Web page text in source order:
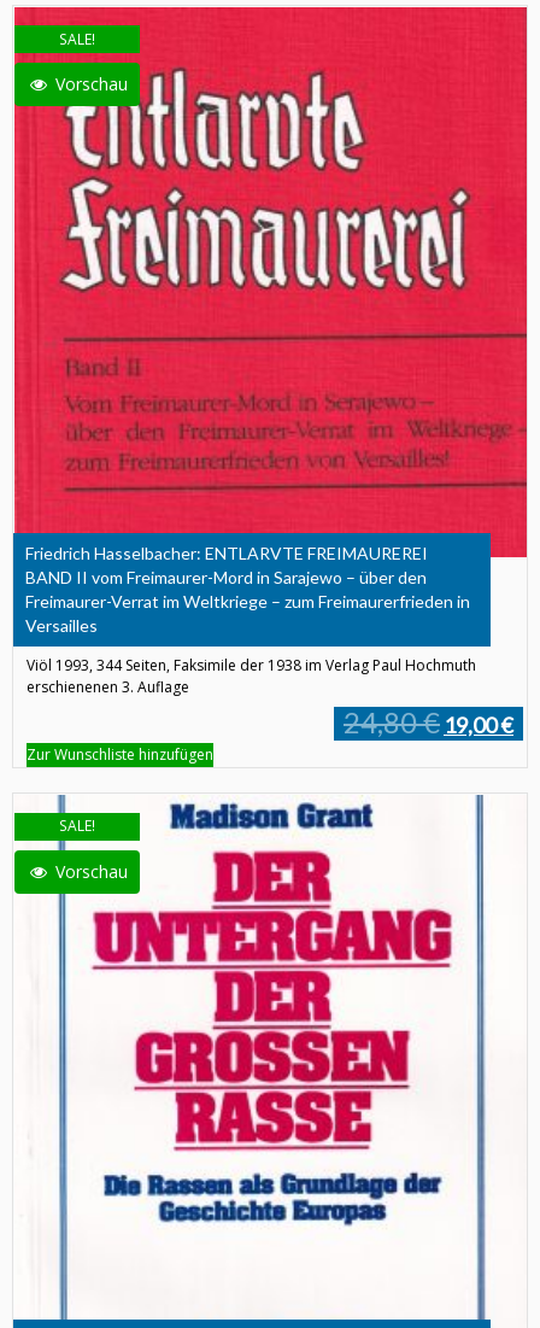
SALE!
Vorschau
Friedrich Hasselbacher: ENTLARVTE FREIMAUREREI
BAND II vom Freimaurer-Mord in Sarajewo – über den
Freimaurer-Verrat im Weltkriege – zum Freimaurerfrieden in
Versailles
Viöl 1993, 344 Seiten, Faksimile der 1938 im Verlag Paul Hochmuth
erschienenen 3. Auflage
24,80 € 19,00 €
Zur Wunschliste hinzufügen
SALE!
Vorschau